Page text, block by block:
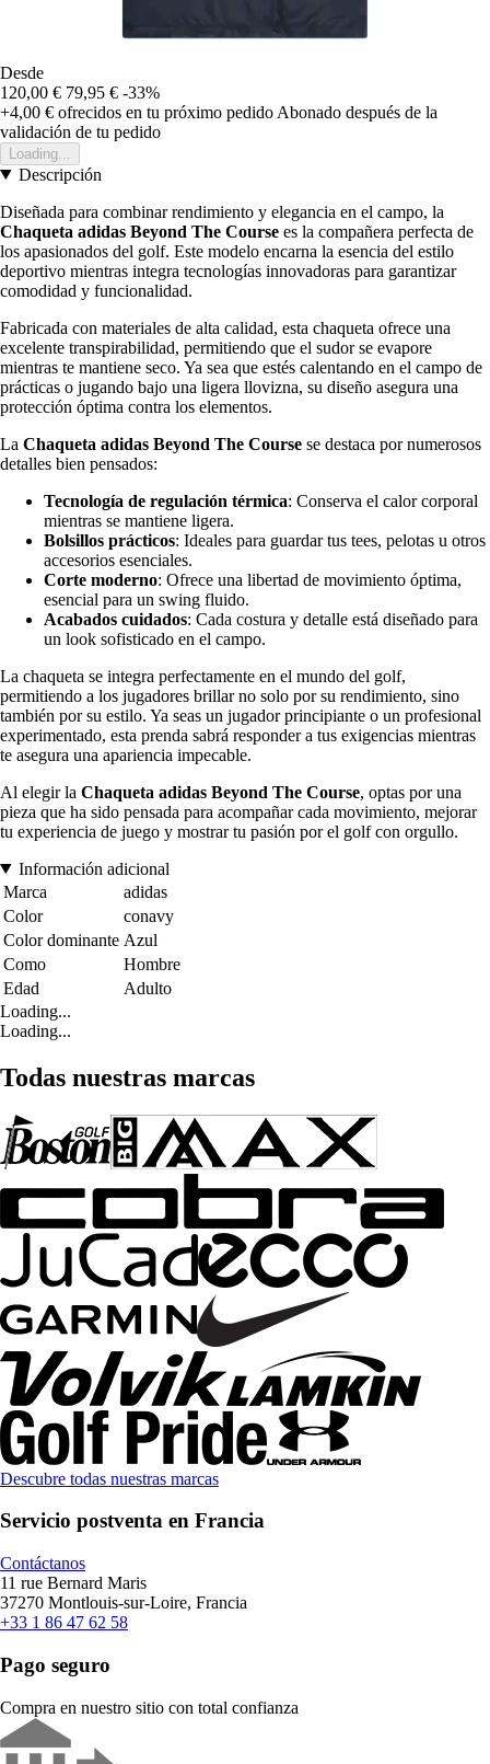
Desde
120,00 € 79,95 € -33%
+4,00 € ofrecidos en tu próximo pedido Abonado después de la
validación de tu pedido
Loading...
Descripción
Diseñada para combinar rendimiento y elegancia en el campo, la
Chaqueta adidas Beyond The Course es la compañera perfecta de
los apasionados del golf. Este modelo encarna la esencia del estilo
deportivo mientras integra tecnologías innovadoras para garantizar
comodidad y funcionalidad.
Fabricada con materiales de alta calidad, esta chaqueta ofrece una
excelente transpirabilidad, permitiendo que el sudor se evapore
mientras te mantiene seco. Ya sea que estés calentando en el campo de
prácticas o jugando bajo una ligera llovizna, su diseño asegura una
protección óptima contra los elementos.
La Chaqueta adidas Beyond The Course se destaca por numerosos
detalles bien pensados:
Tecnología de regulación térmica: Conserva el calor corporal
mientras se mantiene ligera.
Bolsillos prácticos: Ideales para guardar tus tees, pelotas u otros
accesorios esenciales.
Corte moderno: Ofrece una libertad de movimiento óptima,
esencial para un swing fluido.
Acabados cuidados: Cada costura y detalle está diseñado para
un look sofisticado en el campo.
La chaqueta se integra perfectamente en el mundo del golf,
permitiendo a los jugadores brillar no solo por su rendimiento, sino
también por su estilo. Ya seas un jugador principiante o un profesional
experimentado, esta prenda sabrá responder a tus exigencias mientras
te asegura una apariencia impecable.
Al elegir la Chaqueta adidas Beyond The Course, optas por una
pieza que ha sido pensada para acompañar cada movimiento, mejorar
tu experiencia de juego y mostrar tu pasión por el golf con orgullo.
Información adicional
Marca
adidas
Color
conavy
Color dominante Azul
Como
Hombre
Edad
Adulto
Loading...
Loading...
Todas nuestras marcas
Descubre todas nuestras marcas
Servicio postventa en Francia
Contáctanos
11 rue Bernard Maris
37270 Montlouis-sur-Loire, Francia
+33 1 86 47 62 58
Pago seguro
Compra en nuestro sitio con total confianza